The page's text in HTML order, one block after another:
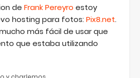
de Frank Pereyro estoy
hosting para fotos: Pix8.net.
más fácil de usar que
que estaba utilizando